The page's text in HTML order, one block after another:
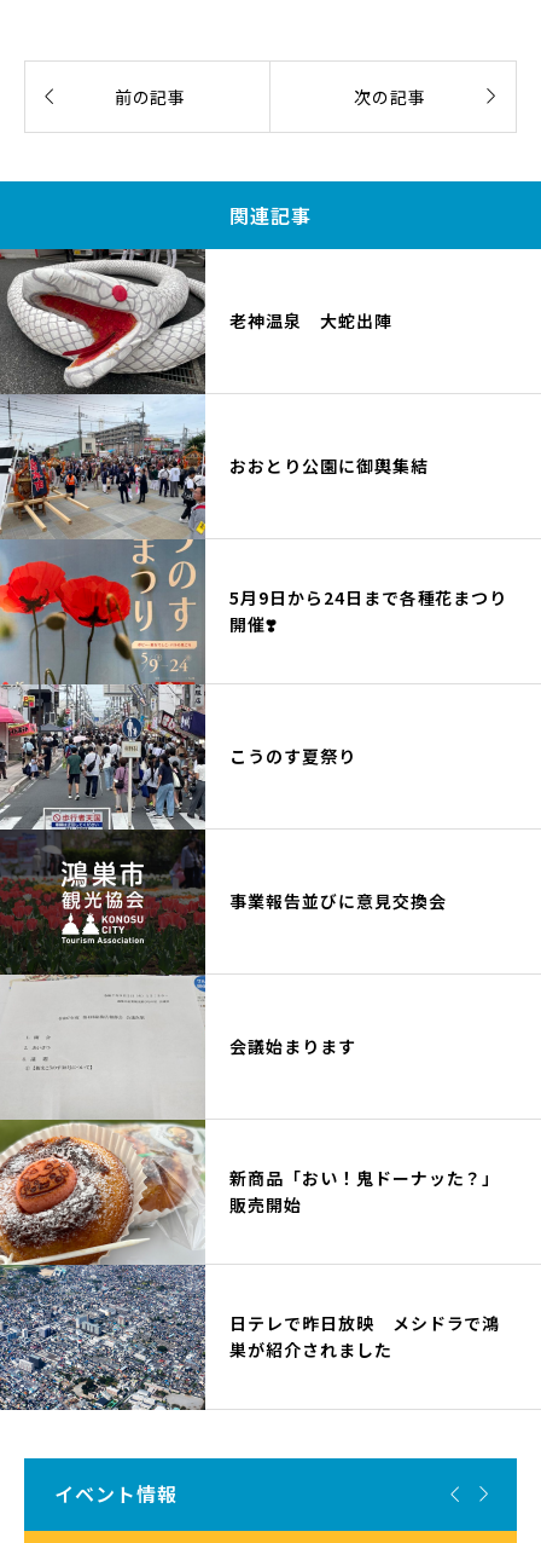
 前の記事 次の記事 
関連記事
老神温泉 大蛇出陣
おおとり公園に御輿集結
5月9日から24日まで各種花まつり
開催❣️
こうのす夏祭り
事業報告並びに意見交換会
会議始まります
新商品「おい！鬼ドーナッた？」
販売開始
日テレで昨日放映 メシドラで鴻
巣が紹介されました
イベント情報  